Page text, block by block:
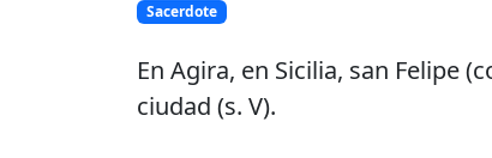
Sacerdote
En Agira, en Sicilia, san Felipe
ciudad (s. V).